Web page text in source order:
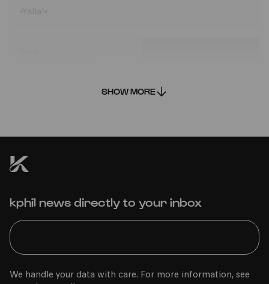
Bürgerzentrum Engelshof e. V.
PhilharmonieVeedel Baby
SHOW MORE
kphil news directly to your inbox
We handle your data with care. For more information, see